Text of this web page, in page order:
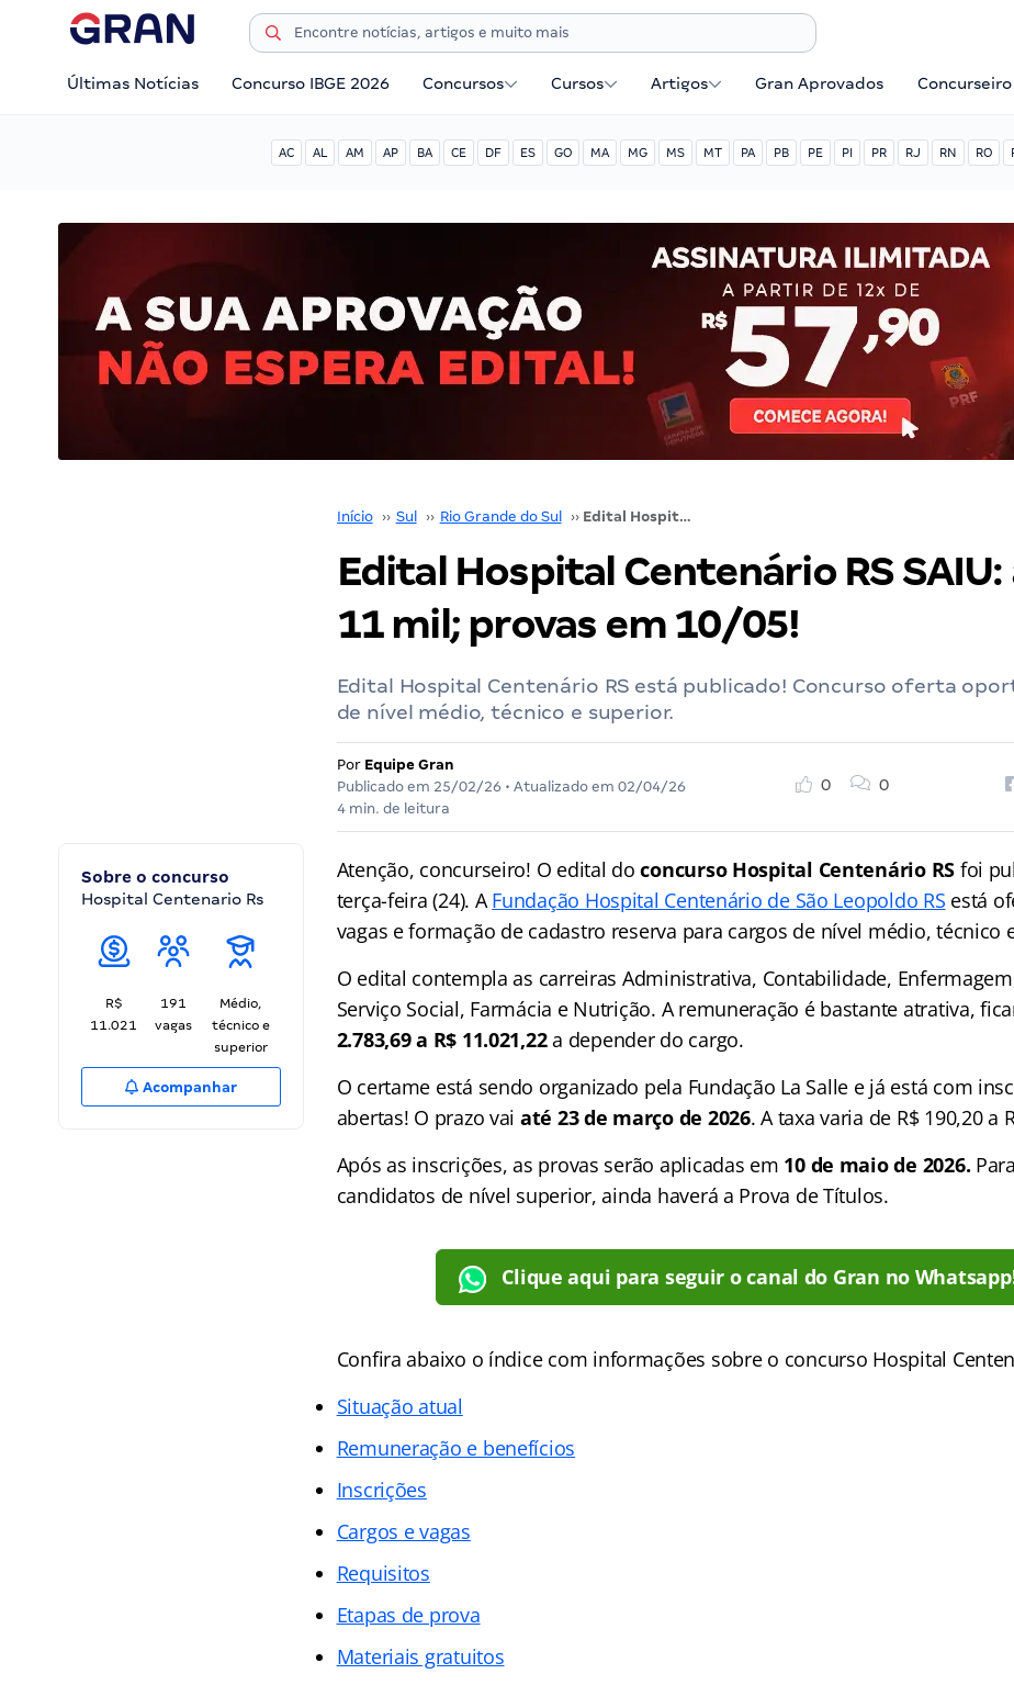
Últimas Notícias Concurso IBGE 2026 Concursos Cursos Artigos Gran Aprovados
AC AL AM AP BA CE DF ES GO MA MG MS MT PA PB PE PI PR RJ RN RO
Início ›› Sul ›› Rio Grande do Sul ›› Edital Hospital Centenário RS SAIU: até R$ 11 mil; provas em 10/05!
Edital Hospital Centenário RS SAIU:
11 mil; provas em 10/05!
Edital Hospital Centenário RS está publicado! Concurso oferta
de nível médio, técnico e superior.
Por Equipe Gran
Publicado em 25/02/26 • Atualizado em 02/04/26
4 min. de leitura
0 0
Sobre o concurso
Hospital Centenario Rs
R$
11.021
191
vagas
Médio,
técnico e
superior
Acompanhar
Atenção, concurseiro! O edital doconcurso Hospital Centenário RS foi
terça-feira (24). AFundação Hospital Centenário de São Leopoldo RS está
vagas e formação de cadastro reserva para cargos de nível médio, técnico
O edital contempla as carreiras Administrativa, Contabilidade,
Serviço Social, Farmácia e Nutrição. A remuneração é bastante atrativa,
2.783,69 a R$ 11.021,22a depender do cargo.
O certame está sendo organizado pela Fundação La Salle e já está com
abertas! O prazo vai até 23 de março de 2026. A taxa varia de R$ 190,20 a
Após as inscrições, as provas serão aplicadas em 10 de maio de 2026.
candidatos de nível superior, ainda haverá a Prova de Títulos.
Clique aqui para seguir o canal do Gran no
Confira abaixo o índicecom informações sobre o concurso Hospital
Situação atual
Remuneração e benefícios
Inscrições
Cargos e vagas
Requisitos
Etapas de prova
Materiais gratuitos